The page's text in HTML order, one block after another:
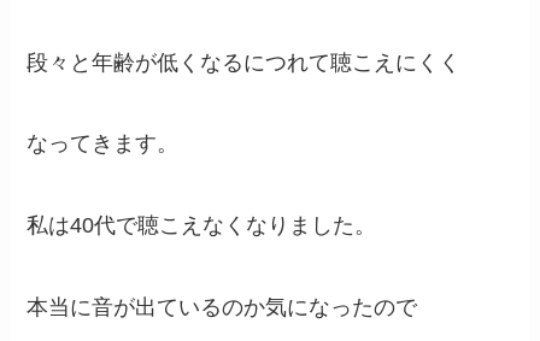
段々と年齢が低くなるにつれて聴こえにくく
なってきます。
私は40代で聴こえなくなりました。
本当に音が出ているのか気になったので